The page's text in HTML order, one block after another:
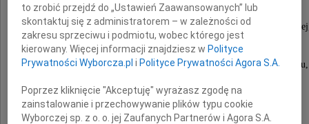
uznanego naukowca i historyka kultury
współtwórcę gorzowskiego ośrodka
Akademii Wychowania Fizycznego w Poznaniu,
Prorektora, Dziekana, Prodziekana
Zamiejscowego Wydziału Kultury Fizycznej
w Gorzowie Wielkopolskim.
to zrobić przejdź do „Ustawień Zaawansowanych” lub
skontaktuj się z administratorem – w zależności od
zakresu sprzeciwu i podmiotu, wobec którego jest
kierowany. Więcej informacji znajdziesz w Polityce
Prywatności Wyborcza.pl i Polityce Prywatności Agora S.A.
Poprzez kliknięcie "Akceptuję" wyrażasz zgodę na
zainstalowanie i przechowywanie plików typu cookie
Wyborczej sp. z o. o. jej Zaufanych Partnerów i Agora S.A.